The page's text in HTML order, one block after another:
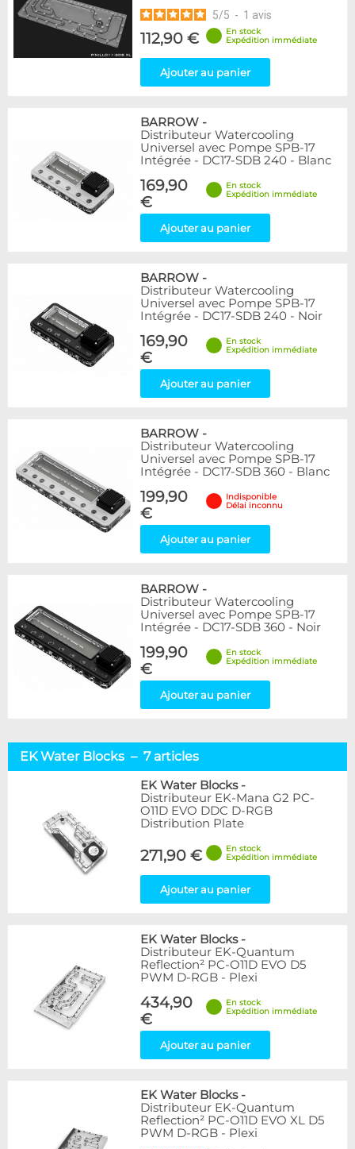
5/5 - 1 avis
112,90 €
En stock
Expédition immédiate
Ajouter au panier
BARROW -
Distributeur Watercooling
Universel avec Pompe SPB-17
Intégrée - DC17-SDB 240 - Blanc
169,90
€
En stock
Expédition immédiate
Ajouter au panier
BARROW -
Distributeur Watercooling
Universel avec Pompe SPB-17
Intégrée - DC17-SDB 240 - Noir
169,90
€
En stock
Expédition immédiate
Ajouter au panier
BARROW -
Distributeur Watercooling
Universel avec Pompe SPB-17
Intégrée - DC17-SDB 360 - Blanc
199,90
€
Indisponible
Délai inconnu
Ajouter au panier
BARROW -
Distributeur Watercooling
Universel avec Pompe SPB-17
Intégrée - DC17-SDB 360 - Noir
199,90
€
En stock
Expédition immédiate
Ajouter au panier
EK Water Blocks – 7 articles
EK Water Blocks-
Distributeur EK-Mana G2 PC-
O11D EVO DDC D-RGB
Distribution Plate
271,90 €
En stock
Expédition immédiate
Ajouter au panier
EK Water Blocks-
Distributeur EK-Quantum
Reflection² PC-O11D EVO D5
PWM D-RGB - Plexi
434,90
€
En stock
Expédition immédiate
Ajouter au panier
EK Water Blocks-
Distributeur EK-Quantum
Reflection² PC-O11D EVO XL D5
PWM D-RGB - Plexi